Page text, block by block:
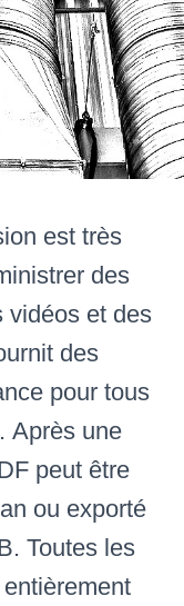
est très
des
vidéos et des
des
pour tous
Après une
peut être
ou exporté
Toutes les